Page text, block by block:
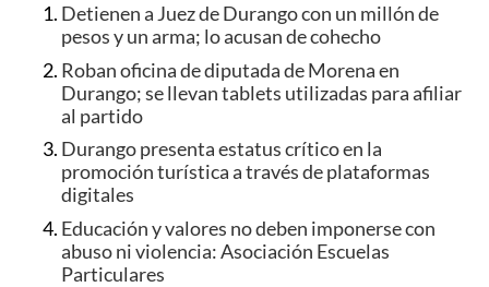
Detienen a Juez de Durango con un millón de
pesos y un arma; lo acusan de cohecho
Roban oficina de diputada de Morena en
Durango; se llevan tablets utilizadas para afiliar
al partido
Durango presenta estatus crítico en la
promoción turística a través de plataformas
digitales
Educación y valores no deben imponerse con
abuso ni violencia: Asociación Escuelas
Particulares